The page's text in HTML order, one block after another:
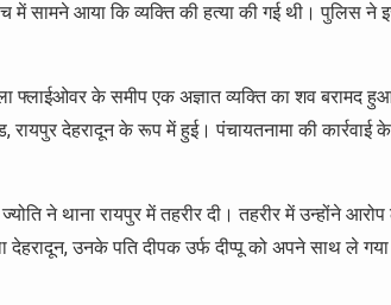
सामने आया कि व्यक्ति की हत्या की गई थी। पुलिस ने
फ्लाईओवर के समीप एक अज्ञात व्यक्ति का शव बरामद
रायपुर देहरादून के रूप में हुई। पंचायतनामा की कार्रवाई
ने थाना रायपुर में तहरीर दी। तहरीर में उन्होंने
देहरादून, उनके पति दीपक उर्फ दीप्पू को अपने साथ ले